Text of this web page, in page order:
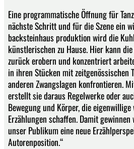
Eine programmatische Öffnung für
nächste Schritt und für die Szene ein
backsteinhaus produktion wird die
künstlerischen zu Hause. Hier kann
zurück erobern und konzentriert
in ihren Stücken mit zeitgenössischen
anderen Zwangslagen konfrontieren.
erstellt sie daraus Regelwerke oder
Bewegung und Körper, die
Erzählungen schaffen. Damit
unser Publikum eine neue
Autorenposition.“